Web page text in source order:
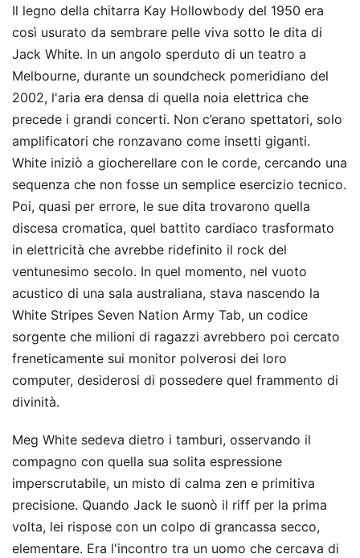
Il legno della chitarra Kay Hollowbody del 1950 era
così usurato da sembrare pelle viva sotto le dita di
Jack White. In un angolo sperduto di un teatro a
Melbourne, durante un soundcheck pomeridiano del
2002, l'aria era densa di quella noia elettrica che
precede i grandi concerti. Non c’erano spettatori, solo
amplificatori che ronzavano come insetti giganti.
White iniziò a giocherellare con le corde, cercando una
sequenza che non fosse un semplice esercizio tecnico.
Poi, quasi per errore, le sue dita trovarono quella
discesa cromatica, quel battito cardiaco trasformato
in elettricità che avrebbe ridefinito il rock del
ventunesimo secolo. In quel momento, nel vuoto
acustico di una sala australiana, stava nascendo la
White Stripes Seven Nation Army Tab, un codice
sorgente che milioni di ragazzi avrebbero poi cercato
freneticamente sui monitor polverosi dei loro
computer, desiderosi di possedere quel frammento di
divinità.
Meg White sedeva dietro i tamburi, osservando il
compagno con quella sua solita espressione
imperscrutabile, un misto di calma zen e primitiva
precisione. Quando Jack le suonò il riff per la prima
volta, lei rispose con un colpo di grancassa secco,
elementare. Era l'incontro tra un uomo che cercava di